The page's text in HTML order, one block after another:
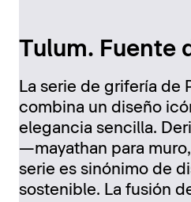
Tulum. Fuente
La serie de grifería de
combina un diseño
elegancia sencilla.
—mayathan para
serie es sinónimo de
sostenible. La fusión